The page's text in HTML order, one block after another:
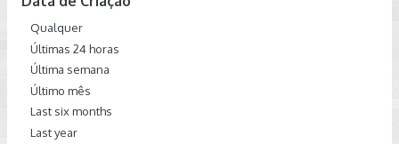
Qualquer
Últimas 24 horas
Última semana
Último mês
Last six months
Last year